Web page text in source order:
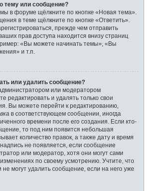
тему или сообщение?
в форуме щёлкните по кнопке «Новая тема».
в теме щёлкните по кнопке «Ответить».
прежде чем отправить
прав доступа находится внизу страниц
«Вы можете начинать темы», «Вы
и т.п.
или удалить сообщение?
или модератором
редактировать и удалять только свои
Вы можете перейти к редактированию,
в соответствующем сообщении, иногда
времени после его создания. Если кто-
то под ним появится небольшая
количество правок, а также дату и время
не появляется, если сообщение
или модератор, хотя они могут сами
по своему усмотрению. Учтите, что
могут удалить сообщение, если на него уже